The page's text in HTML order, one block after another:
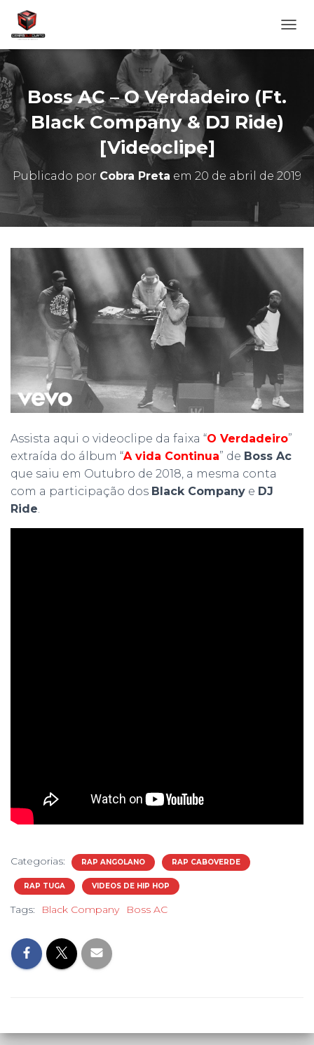
L
A
V
E
A
O
Boss AC – O Verdadeiro (Ft.
Black Company & DJ Ride)
[Videoclipe]
Publicado por Cobra Preta em 20 de abril de 2019
Assista aqui o videoclipe da faixa “O Verdadeiro”
extraída do álbum “A vida Continua” de Boss Ac
que saiu em Outubro de 2018, a mesma conta
com a participação dos Black Company e DJ
Ride.
Categorias: RAP ANGOLANO RAP CABOVERDE
RAP TUGA VIDEOS DE HIP HOP
Tags: Black Company Boss AC